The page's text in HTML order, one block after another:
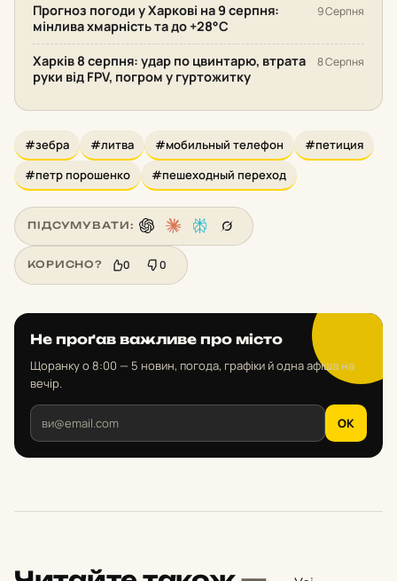
Прогноз погоди у Харкові на 9 серпня:
мінлива хмарність та до +28°С
9 Серпня
Харків 8 серпня: удар по цвинтарю, втрата
руки від FPV, погром у гуртожитку
8 Серпня
#зебра #литва #мобильный телефон
#петиция
#петр порошенко
#пешеходный переход
ПІДСУМУВАТИ:
КОРИСНО? 0 0
Не проґав важливе про місто
Щоранку о 8:00 — 5 новин, погода, графіки й одна афіша на
вечір.
OK